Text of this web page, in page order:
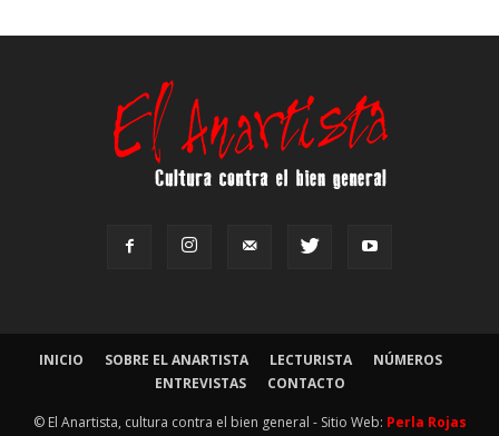
INICIO SOBRE EL ANARTISTA LECTURISTA
NÚMEROS
ENTREVISTAS
CONTACTO
© El Anartista, cultura contra el bien general - Sitio Web: Perla Rojas